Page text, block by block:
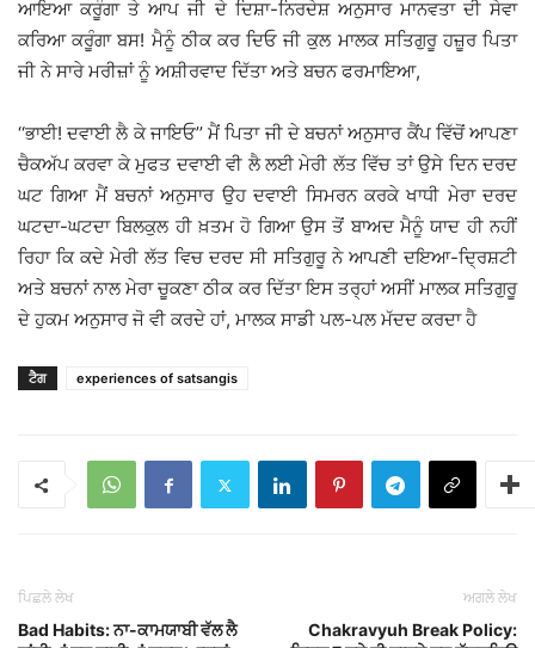
ਆਇਆ ਕਰੂੰਗਾ ਤੇ ਆਪ ਜੀ ਦੇ ਦਿਸ਼ਾ-ਨਿਰਦੇਸ਼ ਅਨੁਸਾਰ ਮਾਨਵਤਾ ਦੀ ਸੇਵਾ
ਕਰਿਆ ਕਰੂੰਗਾ ਬਸ! ਮੈਨੂੰ ਠੀਕ ਕਰ ਦਿਓ ਜੀ ਕੁਲ ਮਾਲਕ ਸਤਿਗੁਰੂ ਹਜ਼ੂਰ ਪਿਤਾ
ਜੀ ਨੇ ਸਾਰੇ ਮਰੀਜ਼ਾਂ ਨੂੰ ਅਸ਼ੀਰਵਾਦ ਦਿੱਤਾ ਅਤੇ ਬਚਨ ਫਰਮਾਇਆ,
‘‘ਭਾਈ! ਦਵਾਈ ਲੈ ਕੇ ਜਾਇਓ’’ ਮੈਂ ਪਿਤਾ ਜੀ ਦੇ ਬਚਨਾਂ ਅਨੁਸਾਰ ਕੈਂਪ ਵਿੱਚੋਂ ਆਪਣਾ
ਚੈਕਅੱਪ ਕਰਵਾ ਕੇ ਮੁਫਤ ਦਵਾਈ ਵੀ ਲੈ ਲਈ ਮੇਰੀ ਲੱਤ ਵਿੱਚ ਤਾਂ ਉਸੇ ਦਿਨ ਦਰਦ
ਘਟ ਗਿਆ ਮੈਂ ਬਚਨਾਂ ਅਨੁਸਾਰ ਉਹ ਦਵਾਈ ਸਿਮਰਨ ਕਰਕੇ ਖਾਧੀ ਮੇਰਾ ਦਰਦ
ਘਟਦਾ-ਘਟਦਾ ਬਿਲਕੁਲ ਹੀ ਖ਼ਤਮ ਹੋ ਗਿਆ ਉਸ ਤੋਂ ਬਾਅਦ ਮੈਨੂੰ ਯਾਦ ਹੀ ਨਹੀਂ
ਰਿਹਾ ਕਿ ਕਦੇ ਮੇਰੀ ਲੱਤ ਵਿਚ ਦਰਦ ਸੀ ਸਤਿਗੁਰੂ ਨੇ ਆਪਣੀ ਦਇਆ-ਦ੍ਰਿਸ਼ਟੀ
ਅਤੇ ਬਚਨਾਂ ਨਾਲ ਮੇਰਾ ਚੂਕਣਾ ਠੀਕ ਕਰ ਦਿੱਤਾ ਇਸ ਤਰ੍ਹਾਂ ਅਸੀਂ ਮਾਲਕ ਸਤਿਗੁਰੂ
ਦੇ ਹੁਕਮ ਅਨੁਸਾਰ ਜੋ ਵੀ ਕਰਦੇ ਹਾਂ, ਮਾਲਕ ਸਾਡੀ ਪਲ-ਪਲ ਮੱਦਦ ਕਰਦਾ ਹੈ
ਟੈਗ experiences of satsangis
ਪਿਛਲੇ ਲੇਖ
Bad Habits: ਨਾ-ਕਾਮਯਾਬੀ ਵੱਲ ਲੈ
ਅਗਲੇ ਲੇਖ
Chakravyuh Break Policy: